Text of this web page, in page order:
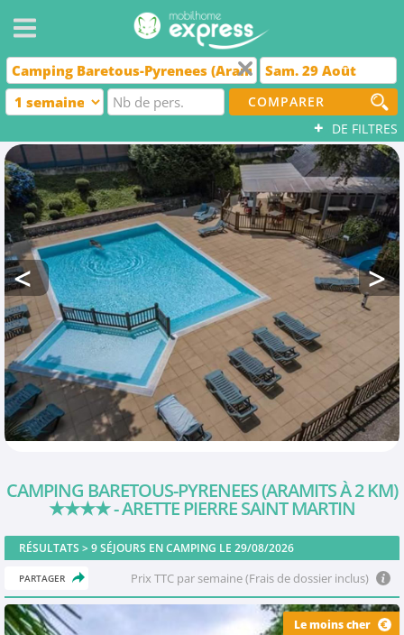
COMPARER
+ DE FILTRES
CAMPING BARETOUS-PYRENEES (ARAMITS À 2 KM)
★★★★- ARETTE PIERRE SAINT MARTIN
RÉSULTATS >9SÉJOURS EN CAMPING LE 29/08/2026
PARTAGER Prix TTC par semaine (Frais de dossier inclus)
Le moins cher